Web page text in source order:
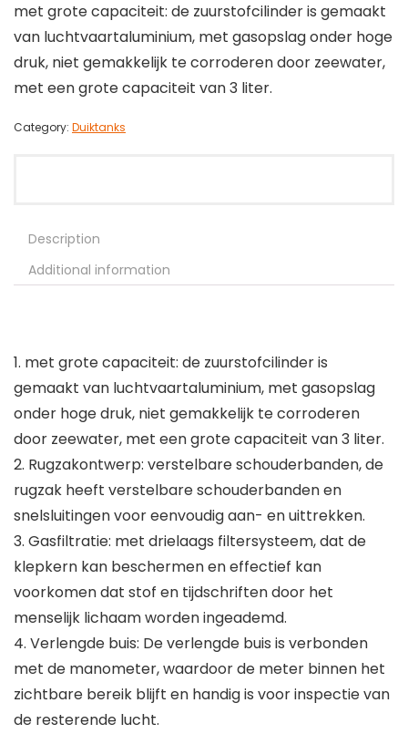
met grote capaciteit: de zuurstofcilinder is gemaakt
van luchtvaartaluminium, met gasopslag onder hoge
druk, niet gemakkelijk te corroderen door zeewater,
met een grote capaciteit van 3 liter.
Category: Duiktanks
Description
Additional information
1. met grote capaciteit: de zuurstofcilinder is
gemaakt van luchtvaartaluminium, met gasopslag
onder hoge druk, niet gemakkelijk te corroderen
door zeewater, met een grote capaciteit van 3 liter.
2. Rugzakontwerp: verstelbare schouderbanden, de
rugzak heeft verstelbare schouderbanden en
snelsluitingen voor eenvoudig aan- en uittrekken.
3. Gasfiltratie: met drielaags filtersysteem, dat de
klepkern kan beschermen en effectief kan
voorkomen dat stof en tijdschriften door het
menselijk lichaam worden ingeademd.
4. Verlengde buis: De verlengde buis is verbonden
met de manometer, waardoor de meter binnen het
zichtbare bereik blijft en handig is voor inspectie van
de resterende lucht.